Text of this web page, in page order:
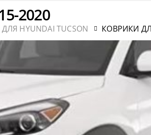
2020
HYUNDAI TUCSON КОВРИКИ